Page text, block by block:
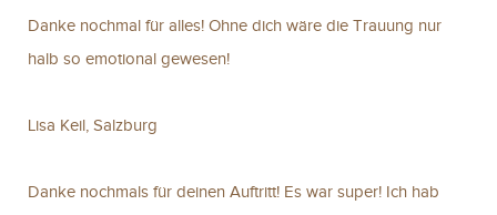
Danke nochmal für alles! Ohne dich wäre die Trauung nur
halb so emotional gewesen!
Lisa Keil, Salzburg
Danke nochmals für deinen Auftritt! Es war super! Ich hab